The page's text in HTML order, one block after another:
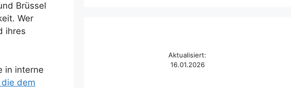
Brüssel
Wer
ihres
in interne
dem
Aktualisiert:
16.01.2026